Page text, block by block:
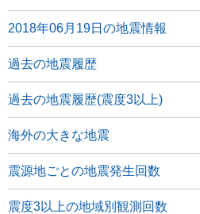
2018年06月19日の地震情報
過去の地震履歴
過去の地震履歴(震度3以上)
海外の大きな地震
震源地ごとの地震発生回数
震度3以上の地域別観測回数